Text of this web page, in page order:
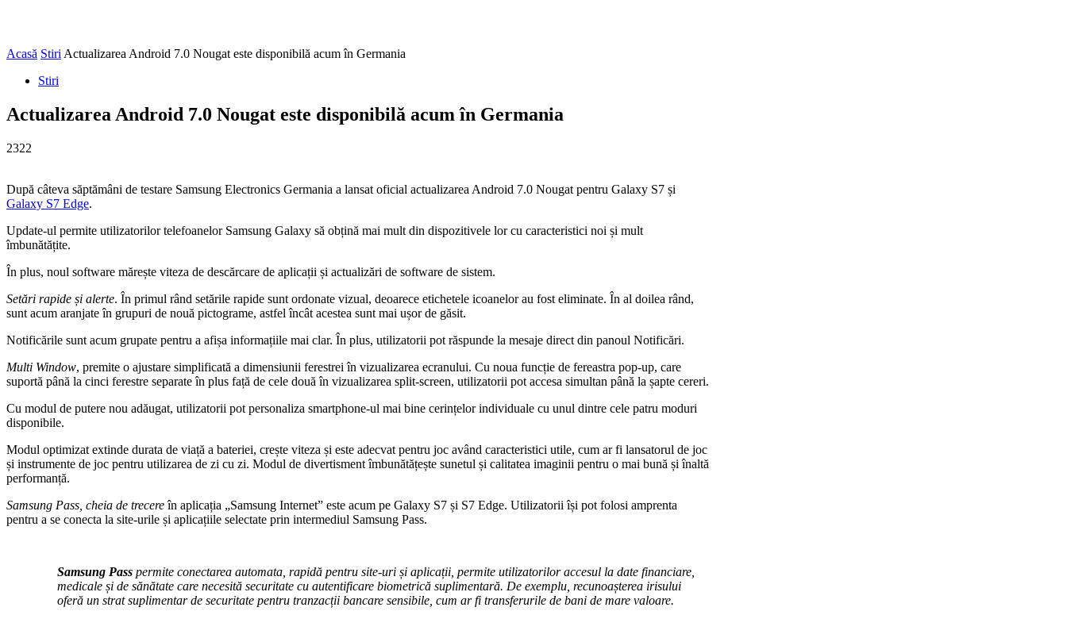
Acasă Stiri Actualizarea Android 7.0 Nougat este disponibilă acum în Germania
Stiri
Actualizarea Android 7.0 Nougat este disponibilă acum în Germania
2322
După câteva săptămâni de testare Samsung Electronics Germania a lansat oficial actualizarea Android 7.0 Nougat pentru Galaxy S7 și
Galaxy S7 Edge.
Update-ul permite utilizatorilor telefoanelor Samsung Galaxy să obțină mai mult din dispozitivele lor cu caracteristici noi și mult
îmbunătățite.
În plus, noul software mărește viteza de descărcare de aplicații și actualizări de software de sistem.
Setări rapide și alerte. În primul rând setările rapide sunt ordonate vizual, deoarece etichetele icoanelor au fost eliminate. În al doilea rând,
sunt acum aranjate în grupuri de nouă pictograme, astfel încât acestea sunt mai ușor de găsit.
Notificările sunt acum grupate pentru a afișa informațiile mai clar. În plus, utilizatorii pot răspunde la mesaje direct din panoul Notificări.
Multi Window, premite o ajustare simplificată a dimensiunii ferestrei în vizualizarea ecranului. Cu noua funcție de fereastra pop-up, care
suportă până la cinci ferestre separate în plus față de cele două în vizualizarea split-screen, utilizatorii pot accesa simultan până la șapte cereri.
Cu modul de putere nou adăugat, utilizatorii pot personaliza smartphone-ul mai bine cerințelor individuale cu unul dintre cele patru moduri
disponibile.
Modul optimizat extinde durata de viață a bateriei, crește viteza și este adecvat pentru joc având caracteristici utile, cum ar fi lansatorul de joc
și instrumente de joc pentru utilizarea de zi cu zi. Modul de divertisment îmbunătățește sunetul și calitatea imaginii pentru o mai bună și înaltă
performanță.
Samsung Pass, cheia de trecereîn aplicația „Samsung Internet” este acum pe Galaxy S7 și S7 Edge. Utilizatorii își pot folosi amprenta
pentru a se conecta la site-urile și aplicațiile selectate prin intermediul Samsung Pass.
Samsung Pass permite conectarea automata, rapidă pentru site-uri și aplicații, permite utilizatorilor accesul la date financiare,
medicale și de sănătate care necesită securitate cu autentificare biometrică suplimentară. De exemplu, recunoașterea irisului
oferă un strat suplimentar de securitate pentru tranzacții bancare sensibile, cum ar fi transferurile de bani de mare valoare.